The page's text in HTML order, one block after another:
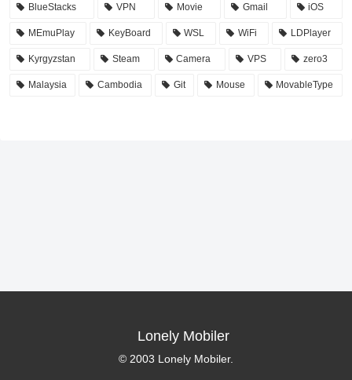
BlueStacks VPN Movie Gmail iOS
MEmuPlay KeyBoard WSL WiFi LDPlayer
Kyrgyzstan Steam Camera VPS zero3
Malaysia Cambodia Git Mouse MovableType
Lonely Mobiler
© 2003 Lonely Mobiler.